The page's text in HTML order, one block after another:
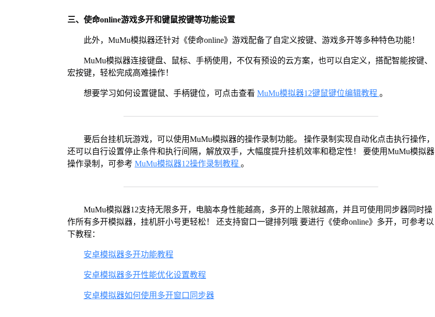
三、使命online游戏多开和键鼠按键等功能设置
此外，MuMu模拟器还针对《使命online》游戏配备了自定义按键、游戏多开等多种特色功能！
MuMu模拟器连接键盘、鼠标、手柄使用，不仅有预设的云方案，也可以自定义，搭配智能按键、
宏按键，轻松完成高难操作！
想要学习如何设置键鼠、手柄键位，可点击查看 MuMu模拟器12键鼠键位编辑教程 。
要后台挂机玩游戏，可以使用MuMu模拟器的操作录制功能。 操作录制实现自动化点击执行操作，
还可以自行设置停止条件和执行间隔，解放双手，大幅度提升挂机效率和稳定性！ 要使用MuMu模拟器
操作录制，可参考 MuMu模拟器12操作录制教程 。
MuMu模拟器12支持无限多开，电脑本身性能越高，多开的上限就越高，并且可使用同步器同时操
作所有多开模拟器，挂机肝小号更轻松！ 还支持窗口一键排列哦 要进行《使命online》多开，可参考以
下教程：
安卓模拟器多开功能教程
安卓模拟器多开性能优化设置教程
安卓模拟器如何使用多开窗口同步器